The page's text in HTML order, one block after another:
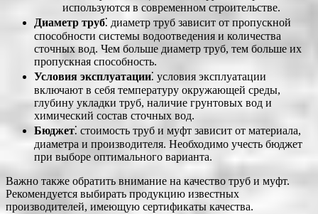
используются в современном строительстве.
Диаметр труб⁚ диаметр труб зависит от пропускной
способности системы водоотведения и количества
сточных вод. Чем больше диаметр труб, тем больше их
пропускная способность.
Условия эксплуатации⁚ условия эксплуатации
включают в себя температуру окружающей среды,
глубину укладки труб, наличие грунтовых вод и
химический состав сточных вод.
Бюджет⁚ стоимость труб и муфт зависит от материала,
диаметра и производителя. Необходимо учесть бюджет
при выборе оптимального варианта.
Важно также обратить внимание на качество труб и муфт.
Рекомендуется выбирать продукцию известных
производителей, имеющую сертификаты качества.